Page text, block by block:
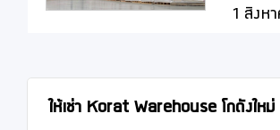
ให้เช่า Korat Warehouse โกดังให